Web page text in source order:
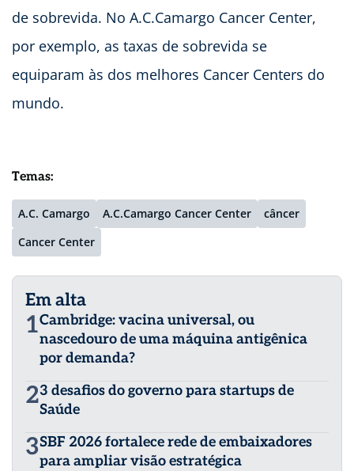
de sobrevida. No A.C.Camargo Cancer Center,
por exemplo, as taxas de sobrevida se
equiparam às dos melhores Cancer Centers do
mundo.
Temas:
A.C. Camargo A.C.Camargo Cancer Center
câncer
Cancer Center
Em alta
1Cambridge: vacina universal, ou
nascedouro de uma máquina antigênica
por demanda?
23 desafios do governo para startups de
Saúde
3SBF 2026 fortalece rede de embaixadores
para ampliar visão estratégica